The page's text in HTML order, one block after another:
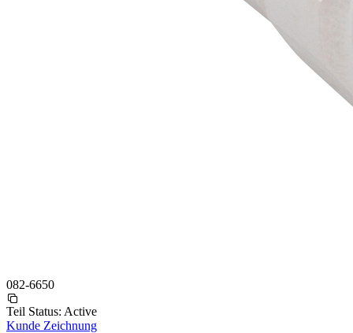
082-6650
Teil Status: Active
Kunde Zeichnung